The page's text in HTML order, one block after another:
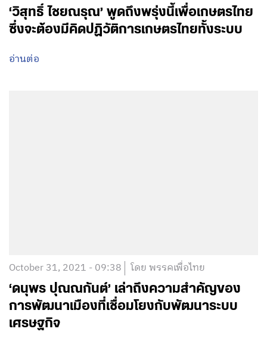
‘วิสุทธิ์ ไชยณรุณ’ พูดถึงพรุ่งนี้เพื่อเกษตรไทย
ซึ่งจะต้องมีคิดปฏิวัติการเกษตรไทยทั้งระบบ
อ่านต่อ
October 31, 2021 - 09:38 โดย พรรคเพื่อไทย
‘ดนุพร ปุณณกันต์’ เล่าถึงความสำคัญของ
การพัฒนาเมืองที่เชื่อมโยงกับพัฒนาระบบ
เศรษฐกิจ